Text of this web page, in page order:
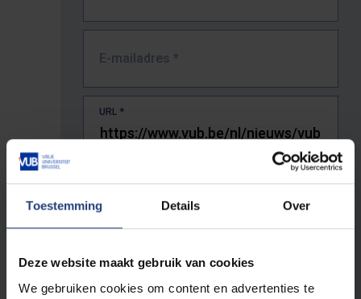
Toestemming Details Over
Deze website maakt gebruik van cookies
We gebruiken cookies om content en advertenties te
E-mailadres *
URL *
De volledige URL van de pagina waar je de fout zag.